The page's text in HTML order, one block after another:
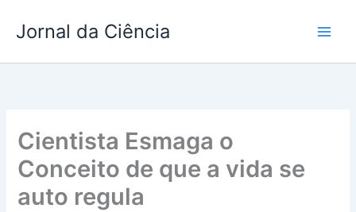
para
conteúdo
Jornal da Ciência
Cientista Esmaga o
Conceito de que a vida se
auto regula